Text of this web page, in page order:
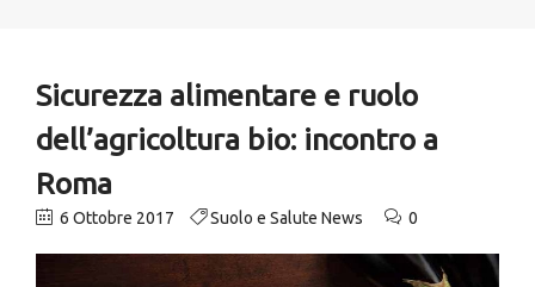
Sicurezza alimentare e ruolo
dell’agricoltura bio: incontro a
Roma
6 Ottobre 2017 Suolo e Salute News 0